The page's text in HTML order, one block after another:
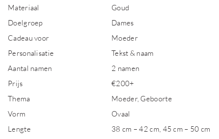
Materiaal
Goud
Doelgroep
Dames
Cadeau voor
Moeder
Personalisatie
Tekst & naam
Aantal namen
2 namen
Prijs
€200+
Thema
Moeder, Geboorte
Vorm
Ovaal
Lengte
38 cm – 42 cm, 45 cm – 50 cm